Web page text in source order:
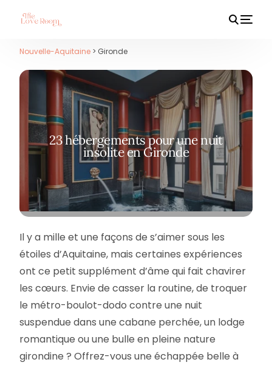
Nouvelle-Aquitaine > Gironde
23 hébergements pour une nuit
insolite en Gironde
Il y a mille et une façons de s’aimer sous les
étoiles d’Aquitaine, mais certaines expériences
ont ce petit supplément d’âme qui fait chavirer
les cœurs. Envie de casser la routine, de troquer
le métro-boulot-dodo contre une nuit
suspendue dans une cabane perchée, un lodge
romantique ou une bulle en pleine nature
girondine ? Offrez-vous une échappée belle à
HOT